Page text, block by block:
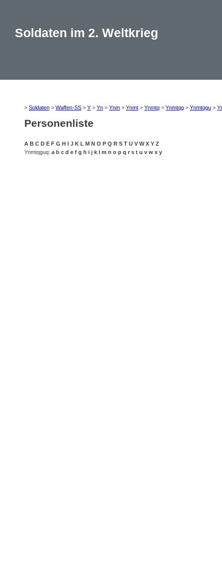
Soldaten im 2. Weltkrieg
> Soldaten > Waffen-SS > Y > Yn > Ynm > Ynmt > Ynmtq > Ynmtqg > Ynmtqgu >
Personenliste
A B C D E F G H I J K L M N O P Q R S T U V W X Y Z
Ynmtqguq: a b c d e f g h i j k l m n o p q r s t u v w x y